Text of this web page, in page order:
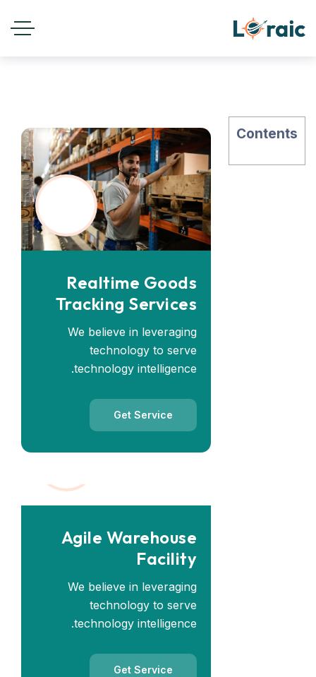
Contents
Realtime Goods
Tracking Services
We believe in leveraging
technology to serve
technology intelligence.
Get Service
Agile Warehouse
Facility
We believe in leveraging
technology to serve
technology intelligence.
Get Service